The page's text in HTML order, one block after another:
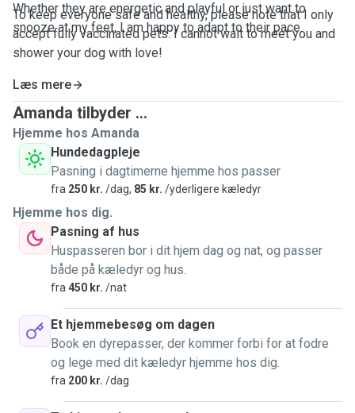
Whether they are energetic and playful or just want to
snooze at my feet, I am happy to adapt to their pace.
To keep everyone safe and healthy, please note that I only
accept fully vaccinated pets. I cannot wait to meet you and
shower your dog with love!
Læs mere
Amanda tilbyder ...
Hjemme hos Amanda
Hundedagpleje
Pasning i dagtimerne hjemme hos passer
fra 250 kr. /dag, 85 kr. /yderligere kæledyr
Hjemme hos dig.
Pasning af hus
Huspasseren bor i dit hjem dag og nat, og passer
både på kæledyr og hus.
fra 450 kr. /nat
Et hjemmebesøg om dagen
Book en dyrepasser, der kommer forbi for at fodre
og lege med dit kæledyr hjemme hos dig.
fra 200 kr. /dag